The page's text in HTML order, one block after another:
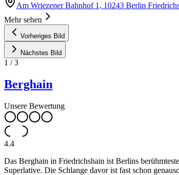
Am Wriezener Bahnhof 1, 10243 Berlin
Mehr sehen
Vorheriges Bild
Nächstes Bild
1 /3
Berghain
Unsere Bewertung
4.4
Das Berghain in Friedrichshain ist Berlins
Superlative. Die Schlange davor ist fast schon